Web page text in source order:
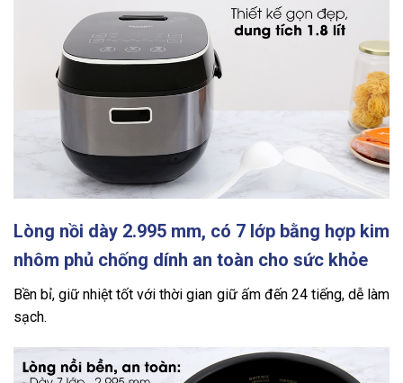
Lòng nồi dày 2.995 mm, có 7 lớp bằng hợp kim
nhôm phủ chống dính an toàn cho sức khỏe
Bền bỉ, giữ nhiệt tốt với thời gian giữ ấm đến 24 tiếng, dễ làm
sạch.